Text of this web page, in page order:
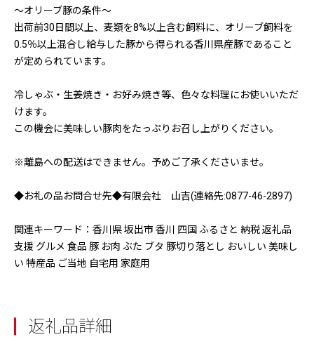
～オリーブ豚の条件～
出荷前30日間以上、麦類を8%以上含む飼料に、オリーブ飼料を
0.5％以上混合し給与した豚から得られる香川県産豚であること
が定められています。
冷しゃぶ・生姜焼き・お好み焼き等、色々な料理にお使いいただ
けます。
この機会に美味しい豚肉をたっぷりお召し上がりください。
※離島への配送はできません。予めご了承くださいませ。
◆お礼の品お問合せ先◆有限会社 山吉(連絡先:0877-46-2897)
関連キーワード：香川県 坂出市 香川 四国 ふるさと 納税 返礼品
支援 グルメ 食品 豚 お肉 ぶた ブタ 豚切り落とし おいしい 美味し
い 特産品 ご当地 自宅用 家庭用
返礼品詳細